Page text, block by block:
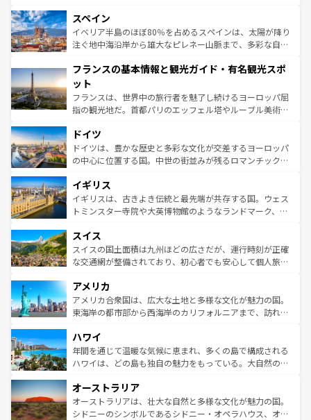
ろん、トスカーナの美しい田園風景やアマルフィ海岸の絶
景など、自然景観も見逃せない。観光の合間には、本場の
ピザやパスタなど、絶品のイタリア料理を堪能することも
ませてくれるイタリアで、忘れられない旅をしてみよう！
なお、新着のイタリア情報は
しい。
スペイン
イベリア半島のほぼ80％を占めるスペインは、太陽が降り
注ぐ地中海沿岸から雄大なピレネー山脈まで、多彩な自然
文化が根付くこの国では、情熱的なフラメンコ、熱気あふ
れる闘牛、そして美味しいタパスが生活の一部となってい
る。首都マドリードの洗練された雰囲気や、バルセロナの
アートに溢れた街角から、地方では古代ローマ遺跡や中世
せる。地方によって風土や気候が異なるスペインはその個
性で訪れる人を魅了する。 なお、新着のスペイン情報は コ
ンテンツ一覧を参照してほしい。
フランスの基本情報と観光ガイド・有名観光スポ
ット
フランスは、世界中の旅行者を魅了し続けるヨーロッパ屈
指の観光地だ。首都パリのエッフェル塔やルーブル美術館
で、幅広い魅力が詰まっている。華麗な宮殿、歴史的な大
聖堂、美しいビーチ、そして豊かな自然が、訪れる者を心
から魅了する。また、フランスは美食の国としても知ら
いる。シャンパンの発祥地であるランス、プロヴァンスの
香り高いラベンダー畑など、多彩な楽しみ方が可能だ。さ
らに、パリ以外の地域にも魅力が溢れており、どの街角に
れる地方に足を運ぶとそれぞれで全く異なる文化を体験で
きるだろう。 なお、新着のフランス情報はコンテンツ一覧
を参照してほしい。
ドイツ
ドイツは、豊かな歴史と多彩な文化が交差するヨーロッパ
の中心に位置する国。中世の街並みが残るロマンチック街
顔を持つこの国は、どこを歩いても飽きることがない。ベ
ルリンの文化的活気、バイエルン州のアルプスの絶景、そ
してライン川沿いのワイン畑といった風景は必見。ビール
は、お酒好きな人にはぜひ体験してほしい。 なお、新着の
ドイツ情報はコンテンツ一覧を参照してほしい。
イギリス
イギリスは、古きよき伝統と最先端が共存する国。ウェス
トミンスター寺院や大英博物館のようなランドマーク、歴
リアごとに異なる魅力がある。また、優雅なアフタヌーン
ティー、ビール好きにはたまらない英国パブ、サッカー観
戦など、本場だからこそできる体験も豊富。イギリスを旅
ンツ一覧を参照してほしい。
スイス
スイスの国土面積は九州ほどの広さだが、運行時刻が正確
な交通網が整備されており、初心者でも安心して個人旅行
の建物がそのまま残る町や、スイスならではのユニークな
博物館もあり、アルプス観光だけでなく町歩きも満喫する
ことができる。国民の所得が高いため物価も高いが、旅行
ば市内交通費無料で観光を楽しむこともできる。 なお、新
着のスイス情報はコンテンツ一覧 を参照してほしい。
アメリカ
アメリカ合衆国は、広大な土地と多様な文化が魅力の国。
東海岸の都市部から西海岸のカリフォルニアまで、訪れる
のような巨大都市は、観光、ショッピング、エンターテイ
ンメントが詰まった刺激的なスポットだ。一方、アメリカ
西部には大自然が広がり、グランドキャニオンやイエロー
部のニューオーリンズでは、音楽と美食が融合した独特の
文化が魅力。旅行者はアメリカの各地域で異なる魅力を楽
しみながら、その多様性と豊かな歴史を感じることができ
ハワイ
年間を通じて温暖な気候に恵まれ、多くの島で構成される
ハワイは、どの島も独自の魅力をもっている。大自然の神
ワイ島は見逃せない。また、定番の観光地といえばオアフ
島だが、静かな自然を求めるならマウイ島やカウアイ島が
おすすめ。エメラルドグリーンに輝く海をはじめ、豊かな
オーストラリア
オーストラリアは、壮大な自然と多様な文化が魅力の国。
シドニーのシンボルであるシドニー・オペラハウス、オー